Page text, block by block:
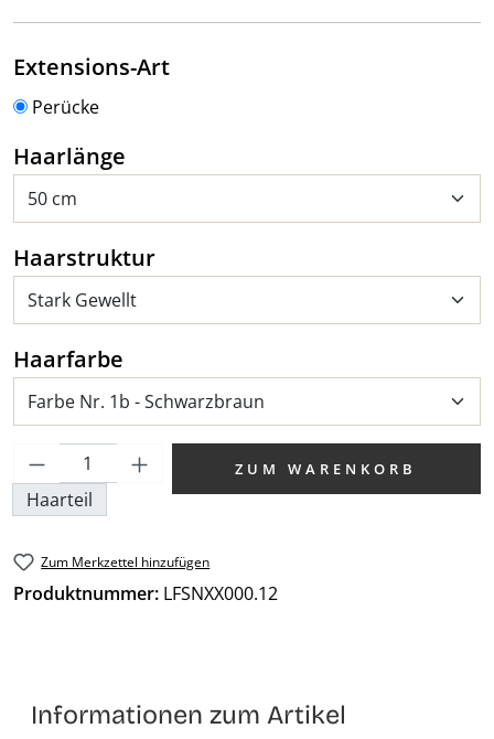
Extensions-Artauswählen
Perücke
Haarlänge
Haarstrukturauswählen
Haarfarbe
Produkt Anzahl: Gib den gewünschten
Haarteil
ZUM WARENKORB
Zum Merkzettel hinzufügen
Produktnummer: LFSNXX000.12
Informationen zum Artikel